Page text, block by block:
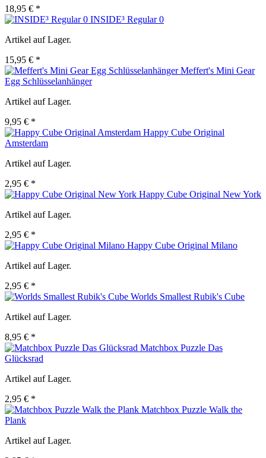
18,95 € *
INSIDE³ Regular 0
Artikel auf Lager.
15,95 € *
Meffert's Mini Gear
Egg Schlüsselanhänger
Artikel auf Lager.
9,95 € *
Happy Cube Original
Amsterdam
Artikel auf Lager.
2,95 € *
Happy Cube Original New York
Artikel auf Lager.
2,95 € *
Happy Cube Original Milano
Artikel auf Lager.
2,95 € *
Worlds Smallest Rubik's Cube
Artikel auf Lager.
8,95 € *
Matchbox Puzzle Das
Glücksrad
Artikel auf Lager.
2,95 € *
Matchbox Puzzle Walk the
Plank
Artikel auf Lager.